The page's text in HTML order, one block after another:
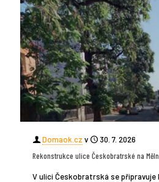
Domaok.cz v
30. 7. 2026
Rekonstrukce ulice Českobratrské na
V ulici Českobratrská se